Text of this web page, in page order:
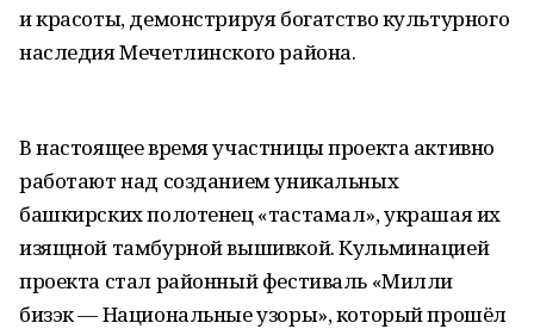
и красоты, демонстрируя богатство культурного
наследия Мечетлинского района.
В настоящее время участницы проекта активно
работают над созданием уникальных
башкирских полотенец «тастамал», украшая их
изящной тамбурной вышивкой. Кульминацией
проекта стал районный фестиваль «Милли
бизэк — Национальные узоры», который прошёл